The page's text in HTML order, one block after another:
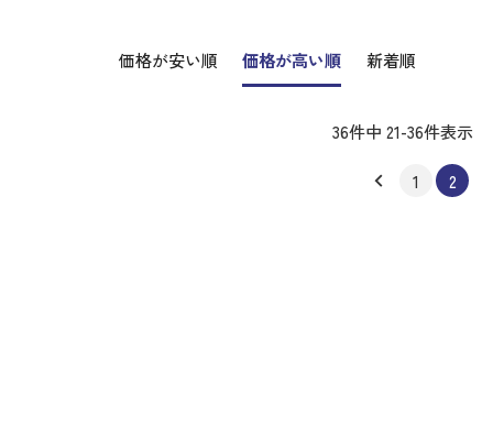
価格が安い順 価格が高い順 新着順
36件中 21-36件表示
1 2